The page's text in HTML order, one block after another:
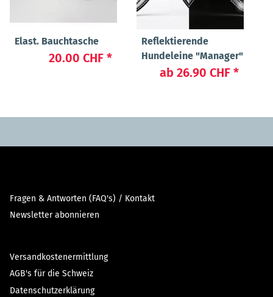
Elast. Bauchtasche
20.00 CHF *
Reflektierende
Hundeleine "Manager"
ab 26.90 CHF *
Fragen & Antworten (FAQ's) / Kontakt
Newsletter abonnieren
Versandkostenermittlung
AGB's für die Schweiz
Datenschutzerklärung